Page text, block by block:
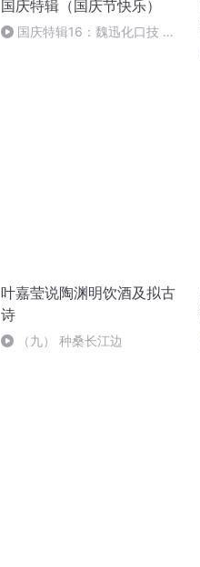
国庆特辑（国庆节快乐）
国庆特辑16：魏迅化口技 二
叶嘉莹说陶渊明饮酒及拟古
诗
（九） 种桑长江边